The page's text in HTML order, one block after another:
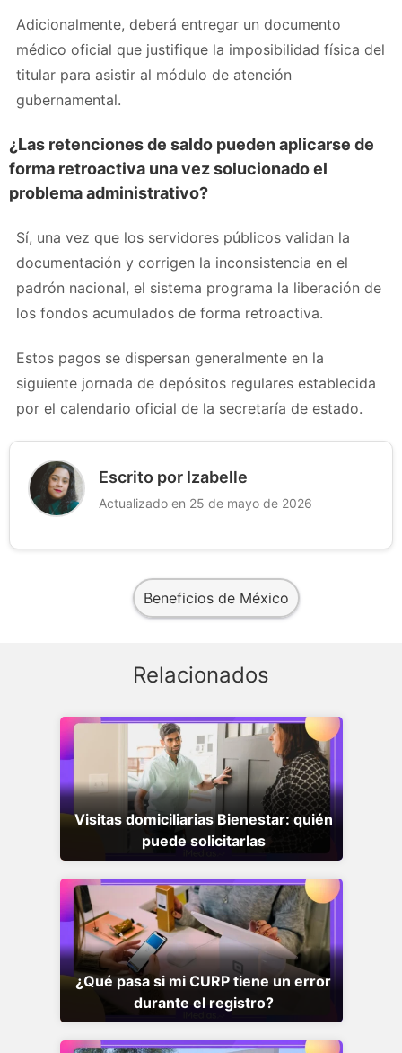
Adicionalmente, deberá entregar un documento
médico oficial que justifique la imposibilidad física del
titular para asistir al módulo de atención
gubernamental.
¿Las retenciones de saldo pueden aplicarse de
forma retroactiva una vez solucionado el
problema administrativo?
Sí, una vez que los servidores públicos validan la
documentación y corrigen la inconsistencia en el
padrón nacional, el sistema programa la liberación de
los fondos acumulados de forma retroactiva.
Estos pagos se dispersan generalmente en la
siguiente jornada de depósitos regulares establecida
por el calendario oficial de la secretaría de estado.
Escrito por Izabelle
Actualizado en 25 de mayo de 2026
Beneficios de México
Relacionados
Visitas domiciliarias Bienestar: quién
puede solicitarlas
¿Qué pasa si mi CURP tiene un error
durante el registro?